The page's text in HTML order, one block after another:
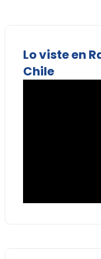
Lo viste en
Chile